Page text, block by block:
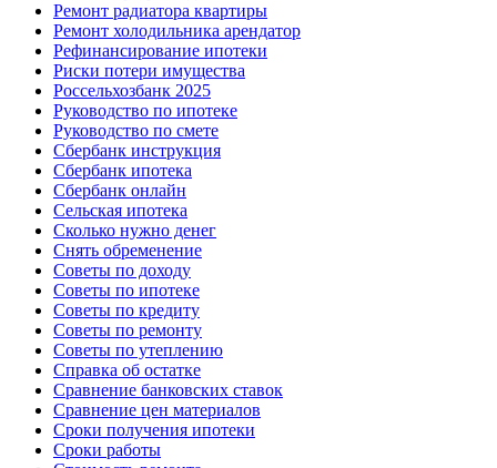
Ремонт радиатора квартиры
Ремонт холодильника арендатор
Рефинансирование ипотеки
Риски потери имущества
Россельхозбанк 2025
Руководство по ипотеке
Руководство по смете
Сбербанк инструкция
Сбербанк ипотека
Сбербанк онлайн
Сельская ипотека
Сколько нужно денег
Снять обременение
Советы по доходу
Советы по ипотеке
Советы по кредиту
Советы по ремонту
Советы по утеплению
Справка об остатке
Сравнение банковских ставок
Сравнение цен материалов
Сроки получения ипотеки
Сроки работы